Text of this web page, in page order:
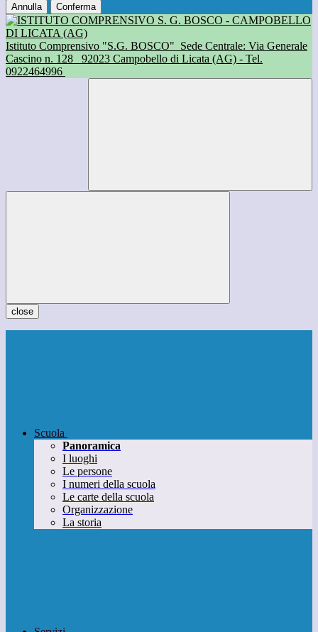
Annulla Conferma
Istituto Comprensivo "S.G. BOSCO" Sede Centrale: Via Generale
Cascino n. 128
92023 Campobello di Licata (AG) - Tel.
0922464996
close
Scuola
Panoramica
I luoghi
Le persone
I numeri della scuola
Le carte della scuola
Organizzazione
La storia